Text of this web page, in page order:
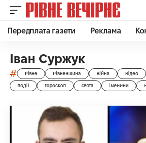
Передплата газети Реклама
Іван Суржук
# Рівне Рівненщина Війна Відео
події гороскоп свята іменини